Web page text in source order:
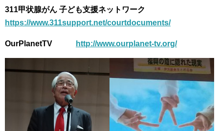
311甲状腺がん 子ども支援ネットワーク
https://www.311support.net/courtdocuments/
OurPlanetTV http://www.ourplanet-tv.org/